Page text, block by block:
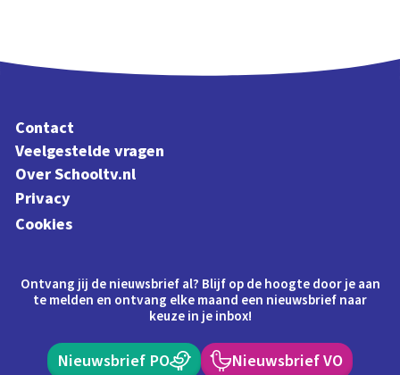
Contact
Veelgestelde vragen
Over Schooltv.nl
Privacy
Cookies
Ontvang jij de nieuwsbrief al? Blijf op de hoogte door je aan
te melden en ontvang elke maand een nieuwsbrief naar
keuze in je inbox!
Nieuwsbrief PO Nieuwsbrief VO